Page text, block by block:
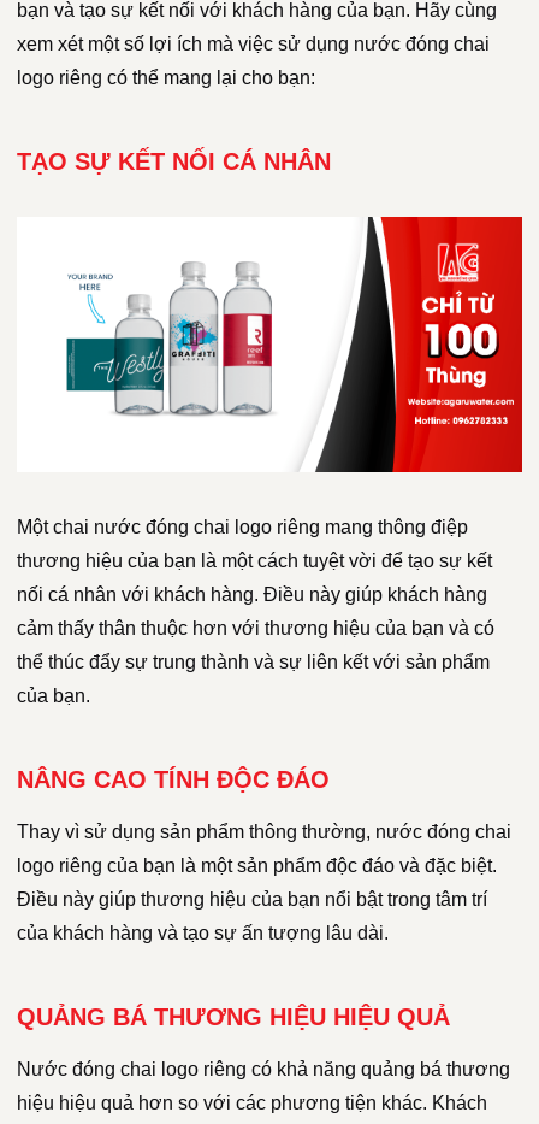
bạn và tạo sự kết nối với khách hàng của bạn. Hãy cùng
xem xét một số lợi ích mà việc sử dụng nước đóng chai
logo riêng có thể mang lại cho bạn:
TẠO SỰ KẾT NỐI CÁ NHÂN
Một chai nước đóng chai logo riêng mang thông điệp
thương hiệu của bạn là một cách tuyệt vời để tạo sự kết
nối cá nhân với khách hàng. Điều này giúp khách hàng
cảm thấy thân thuộc hơn với thương hiệu của bạn và có
thể thúc đẩy sự trung thành và sự liên kết với sản phẩm
của bạn.
NÂNG CAO TÍNH ĐỘC ĐÁO
Thay vì sử dụng sản phẩm thông thường, nước đóng chai
logo riêng của bạn là một sản phẩm độc đáo và đặc biệt.
Điều này giúp thương hiệu của bạn nổi bật trong tâm trí
của khách hàng và tạo sự ấn tượng lâu dài.
QUẢNG BÁ THƯƠNG HIỆU HIỆU QUẢ
Nước đóng chai logo riêng có khả năng quảng bá thương
hiệu hiệu quả hơn so với các phương tiện khác. Khách